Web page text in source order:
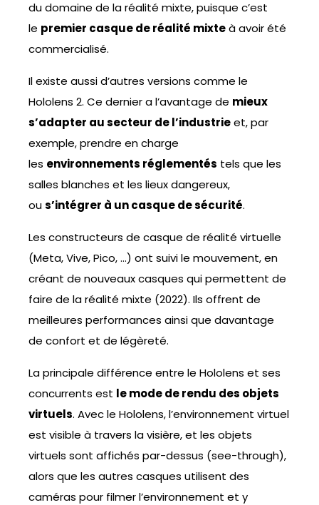
du domaine de la réalité mixte, puisque c’est
le premier casque de réalité mixteà avoir été
commercialisé.
Il existe aussi d’autres versions comme le
Hololens 2. Ce dernier a l’avantage de mieux
s’adapter au secteur de l’industrieet, par
exemple, prendre en charge
les environnements réglementés tels que les
salles blanches et les lieux dangereux,
ous’intégrer à un casque de sécurité.
Les constructeurs de casque de réalité virtuelle
(Meta, Vive, Pico, …) ont suivi le mouvement, en
créant de nouveaux casques qui permettent de
faire de la réalité mixte (2022). Ils offrent de
meilleures performances ainsi que davantage
de confort et de légèreté.
La principale différence entre le Hololens et ses
concurrents est le mode de rendu des objets
virtuels. Avec le Hololens, l’environnement virtuel
est visible à travers la visière, et les objets
virtuels sont affichés par-dessus (see-through),
alors que les autres casques utilisent des
caméras pour filmer l’environnement et y